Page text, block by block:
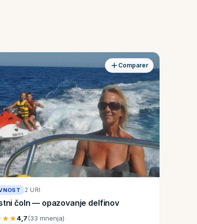
2 URI
čoln — opazovanje delfinov
4,7(33 mnenja)
Comparer